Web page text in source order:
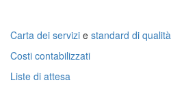
Carta dei servizi e standard di qualità
Costi contabilizzati
Liste di attesa